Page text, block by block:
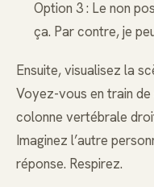
Option 3 : Le non
ça. Par contre, je
Ensuite, visualisez la
Voyez-vous en train
colonne vertébrale
Imaginez l’autre
réponse. Respirez.